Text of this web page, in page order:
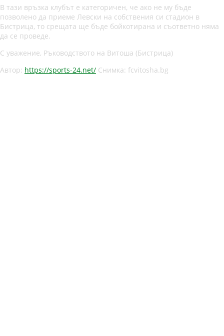
В тази връзка клубът е категоричен, че ако не му бъде
позволено да приеме Левски на собствения си стадион в
Бистрица, то срещата ще бъде бойкотирана и съответно няма
да се проведе.
С уважение, Ръководството на Витоша (Бистрица)
Автор: https://sports-24.net/ Снимка: fcvitosha.bg